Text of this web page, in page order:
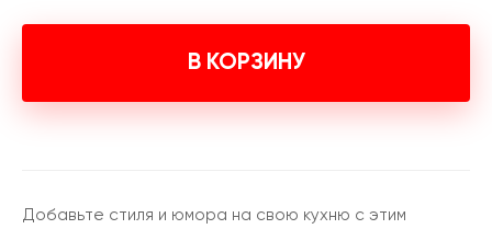
В КОРЗИНУ
Добавьте стиля и юмора на свою кухню с этим